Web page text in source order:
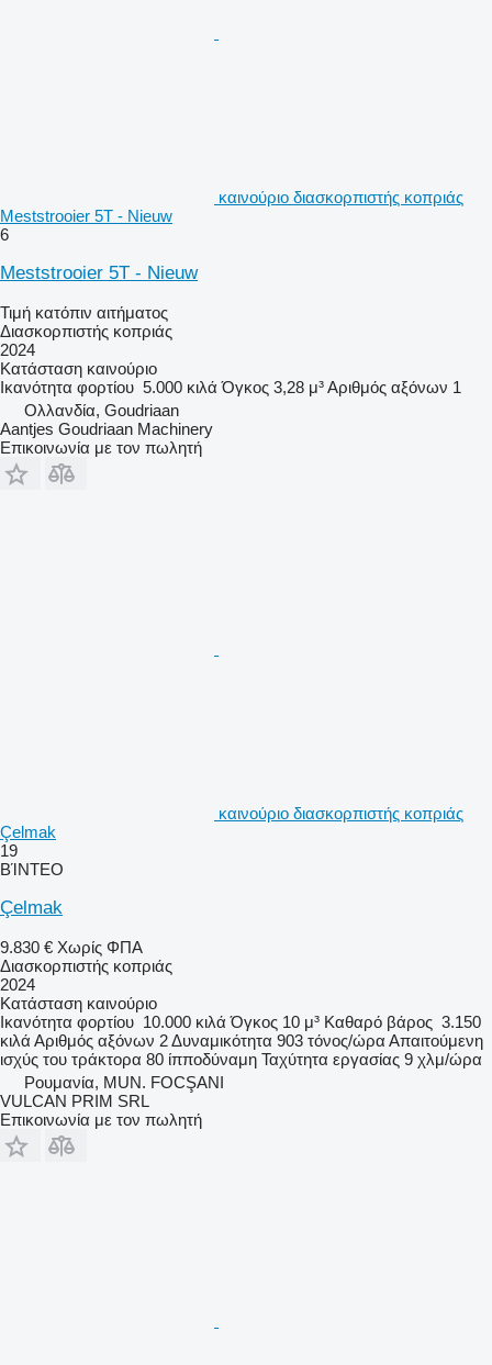
καινούριο διασκορπιστής κοπριάς
Meststrooier 5T - Nieuw
6
Meststrooier 5T - Nieuw
Τιμή κατόπιν αιτήματος
Διασκορπιστής κοπριάς
2024
Κατάσταση καινούριο
Ικανότητα φορτίου 5.000 κιλά Όγκος 3,28 μ³Αριθμός αξόνων 1
Ολλανδία, Goudriaan
Aantjes Goudriaan Machinery
Επικοινωνία με τον πωλητή
καινούριο διασκορπιστής κοπριάς
Çelmak
19
ΒΊΝΤΕΟ
Çelmak
9.830 € Χωρίς ΦΠΑ
Διασκορπιστής κοπριάς
2024
Κατάσταση καινούριο
Ικανότητα φορτίου 10.000 κιλά Όγκος 10 μ³ Καθαρό βάρος 3.150
κιλά Αριθμός αξόνων 2Δυναμικότητα 903 τόνος/ώρα Απαιτούμενη
ισχύς του τράκτορα 80 ίπποδύναμη Ταχύτητα εργασίας 9 χλμ/ώρα
Ρουμανία, MUN. FOCŞANI
VULCAN PRIM SRL
Επικοινωνία με τον πωλητή